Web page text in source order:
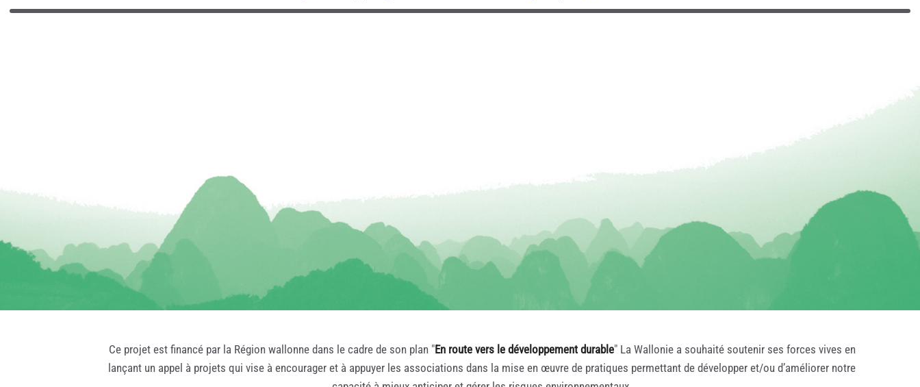
Ce projet est financé par la Région wallonne dans le cadre de son plan "En route vers le développement durable" La Wallonie a souhaité soutenir ses forces vives en
lançant un appel à projets qui vise à encourager et à appuyer les associations dans la mise en œuvre de pratiques permettant de développer et/ou d’améliorer notre